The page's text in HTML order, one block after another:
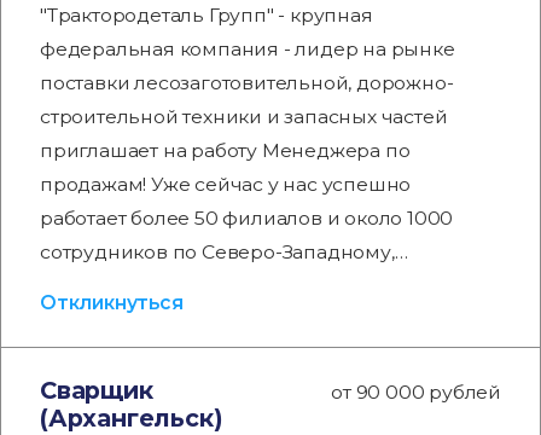
"Трактородеталь Групп" - крупная
федеральная компания - лидер на рынке
поставки лесозаготовительной, дорожно-
строительной техники и запасных частей
приглашает на работу Менеджера по
продажам! Уже сейчас у нас успешно
работает более 50 филиалов и около 1000
сотрудников по Северо-Западному,…
Откликнуться
Сварщик
(Архангельск)
от 90 000 рублей